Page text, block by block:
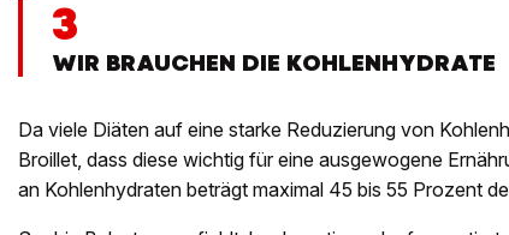
3
WIR BRAUCHEN DIE KOHLENHYDRATE
Da viele Diäten auf eine starke Reduzierung von
Broillet, dass diese wichtig für eine ausgewogene
an Kohlenhydraten beträgt maximal 45 bis 55 Prozent